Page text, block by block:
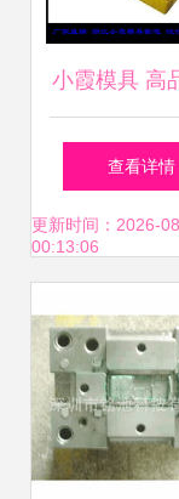
小霞模具 高
板与塑料模
业之选
查看详情
更新时间：2026-
00:13:06